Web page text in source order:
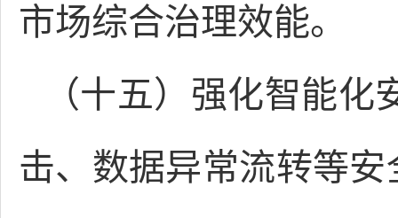
市场综合治理效能。
（十五）强化智能
击、数据异常流转等